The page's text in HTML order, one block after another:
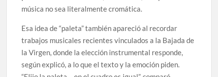
música no sea literalmente cromática.
Esa idea de “paleta” también apareció al recordar
trabajos musicales recientes vinculados a la Bajada de
la Virgen, donde la elección instrumental responde,
según explicó, a lo que el texto y la emoción piden.